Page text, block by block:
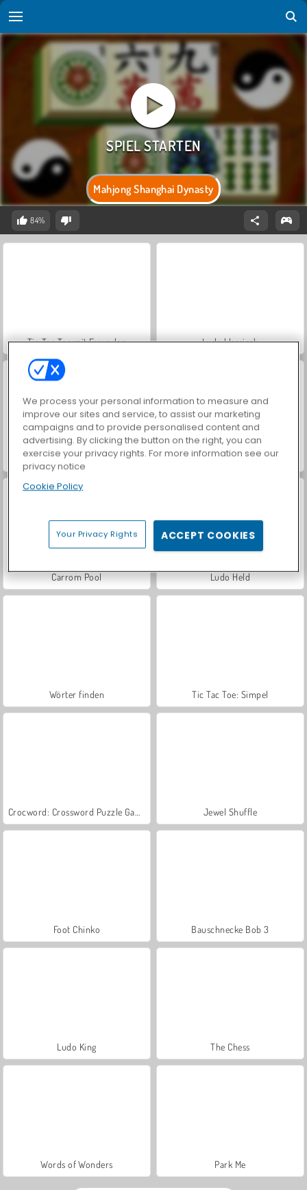
Mahjong Shanghai Dynasty
84%
Tic Tac Toe mit Freunden Ludo klassisch
Tic Tac Toe Paper Carrom With Buddies
Carrom Pool Ludo Held
Wörter finden Tic Tac Toe: Simpel
Jewel Shuffle
Foot Chinko Bauschnecke Bob 3
Ludo King The Chess
Words of Wonders Park Me
We process your personal information to measure and
improve our sites and service, to assist our marketing
campaigns and to provide personalised content and
advertising. By clicking the button on the right, you can
exercise your privacy rights. For more information see our
privacy notice
Cookie Policy
Your Privacy Rights ACCEPT COOKIES